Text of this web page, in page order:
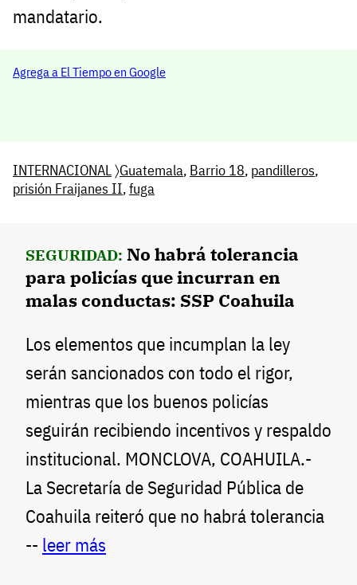
mandatario.
Agrega a El Tiempo en Google
INTERNACIONAL〉Guatemala, Barrio 18, pandilleros,
prisión Fraijanes II,fuga
SEGURIDAD: No habrá tolerancia
para policías que incurran en
malas conductas: SSP Coahuila
Los elementos que incumplan la ley
serán sancionados con todo el rigor,
mientras que los buenos policías
seguirán recibiendo incentivos y respaldo
institucional. MONCLOVA, COAHUILA.-
La Secretaría de Seguridad Pública de
Coahuila reiteró que no habrá tolerancia
-- leer más